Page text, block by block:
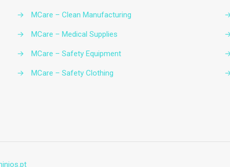
→ MCare – Clean Manufacturing
→ MCare – Medical Supplies
→ MCare – Safety Equipment
→ MCare – Safety Clothing